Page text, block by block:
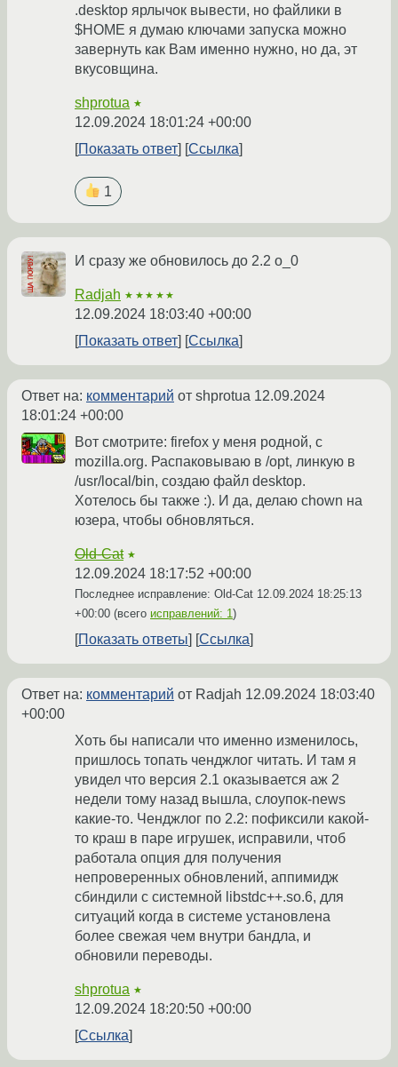
.desktop ярлычок вывести, но файлики в
$HOME я думаю ключами запуска можно
завернуть как Вам именно нужно, но да, эт
вкусовщина.
shprotua ★
12.09.2024 18:01:24 +00:00
Показать ответ
Ссылка
1
И сразу же обновилось до 2.2 o_0
Radjah ★★★★★
12.09.2024 18:03:40 +00:00
Показать ответ
Ссылка
Ответ на: комментарий от shprotua 12.09.2024
18:01:24 +00:00
Вот смотрите: firefox у меня родной, с
mozilla.org. Распаковываю в /opt, линкую в
/usr/local/bin, создаю файл desktop.
Хотелось бы также :). И да, делаю chown на
юзера, чтобы обновляться.
Old-Cat ★
12.09.2024 18:17:52 +00:00
Последнее исправление: Old-Cat 12.09.2024 18:25:13
+00:00 (всего исправлений: 1)
Показать ответы Ссылка
Ответ на: комментарий от Radjah 12.09.2024 18:03:40
+00:00
Хоть бы написали что именно изменилось,
пришлось топать ченджлог читать. И там я
увидел что версия 2.1 оказывается аж 2
недели тому назад вышла, слоупок-news
какие-то. Ченджлог по 2.2: пофиксили какой-
то краш в паре игрушек, исправили, чтоб
работала опция для получения
непроверенных обновлений, аппимидж
сбиндили с системной libstdc++.so.6, для
ситуаций когда в системе установлена
более свежая чем внутри бандла, и
обновили переводы.
shprotua ★
12.09.2024 18:20:50 +00:00
Ссылка